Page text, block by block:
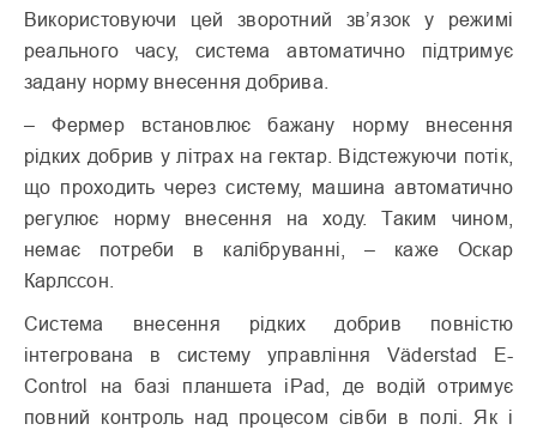
Використовуючи цей зворотний зв’язок у режимі
реального часу, система автоматично підтримує
задану норму внесення добрива.
– Фермер встановлює бажану норму внесення
рідких добрив у літрах на гектар. Відстежуючи потік,
що проходить через систему, машина автоматично
регулює норму внесення на ходу. Таким чином,
немає потреби в калібруванні, – каже Оскар
Карлссон.
Система внесення рідких добрив повністю
інтегрована в систему управління Väderstad E-
Control на базі планшета iPad, де водій отримує
повний контроль над процесом сівби в полі. Як і